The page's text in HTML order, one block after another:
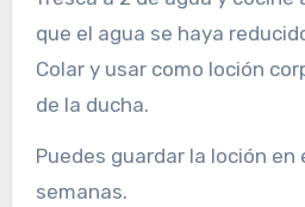
que el agua se haya
Colar y usar como loción
de la ducha.
Puedes guardar la loción
semanas.